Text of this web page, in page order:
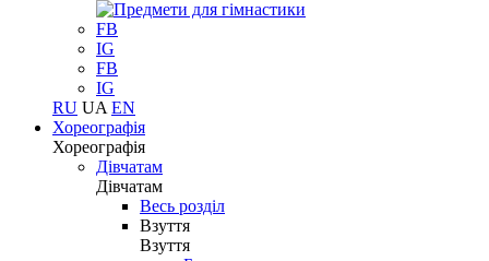
FB
IG
FB
IG
RU UA EN
Хореографія
Хореографія
Дівчатам
Дівчатам
Весь розділ
Взуття
Взуття